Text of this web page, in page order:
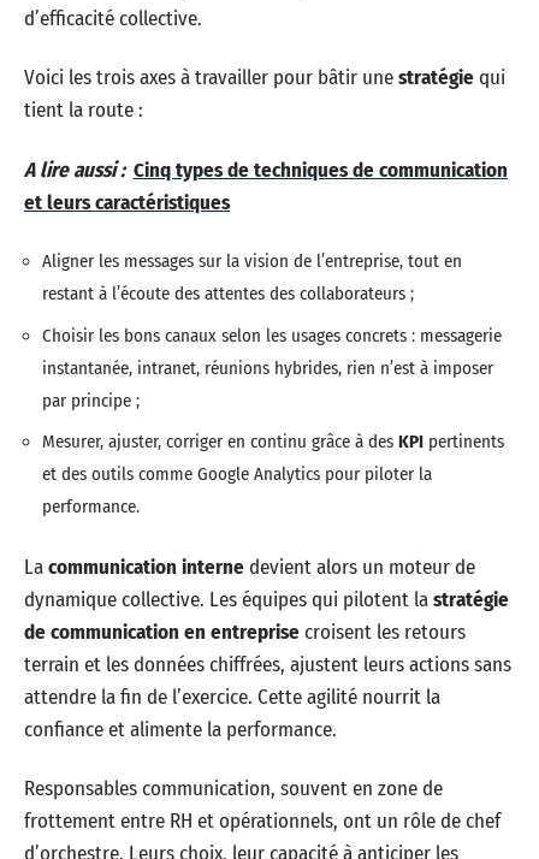
d’efficacité collective.
Voici les trois axes à travailler pour bâtir unestratégiequi
tient la route :
A lire aussi : Cinq types de techniques de communication
et leurs caractéristiques
Aligner les messages sur la vision de l’entreprise, tout en
restant à l’écoute des attentes des collaborateurs ;
Choisir les bons canaux selon les usages concrets : messagerie
instantanée, intranet, réunions hybrides, rien n’est à imposer
par principe ;
Mesurer, ajuster, corriger en continu grâce à des KPI pertinents
et des outils comme Google Analytics pour piloter la
performance.
Lacommunication internedevient alors un moteur de
dynamique collective. Les équipes qui pilotent lastratégie
de communication en entreprisecroisent les retours
terrain et les données chiffrées, ajustent leurs actions sans
attendre la fin de l’exercice. Cette agilité nourrit la
confiance et alimente la performance.
Responsables communication, souvent en zone de
frottement entre RH et opérationnels, ont un rôle de chef
d’orchestre. Leurs choix, leur capacité à anticiper les